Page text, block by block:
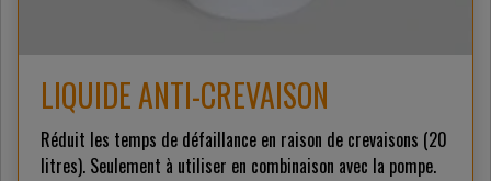
LIQUIDE ANTI-CREVAISON
Réduit les temps de défaillance en raison de crevaisons (20
litres). Seulement à utiliser en combinaison avec la pompe.